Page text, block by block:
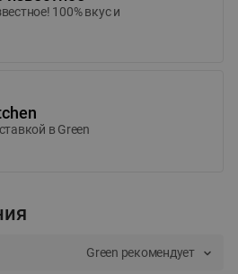
100% вкус и
в Green
Green рекомендует